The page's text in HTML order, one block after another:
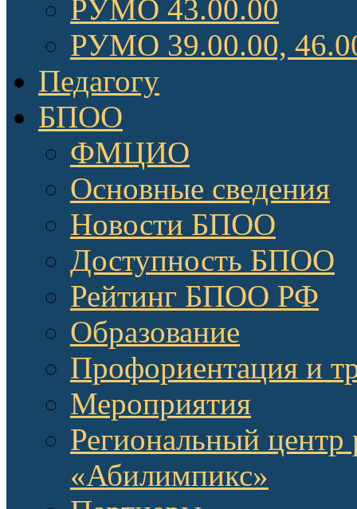
РУМО 43.00.00
РУМО 39.00.00,
Педагогу
БПОО
ФМЦИО
Основные сведения
Новости БПОО
Доступность БПОО
Рейтинг БПОО РФ
Образование
Профориентация и
Мероприятия
Региональный центр
«Абилимпикс»